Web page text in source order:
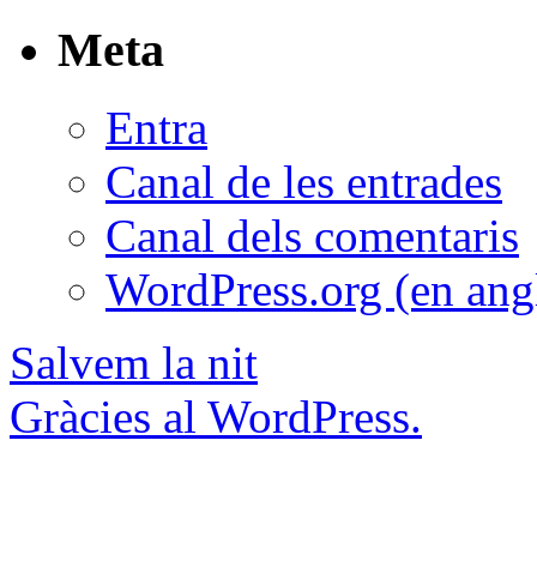
Meta
Entra
Canal de les entrades
Canal dels comentaris
WordPress.org (en
Salvem la nit
Gràcies al WordPress.